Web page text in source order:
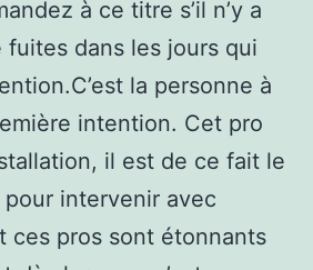
à ce titre s’il n’y a
fuites dans les jours qui
la personne à
intention. Cet pro
il est de ce fait le
intervenir avec
ces pros sont étonnants